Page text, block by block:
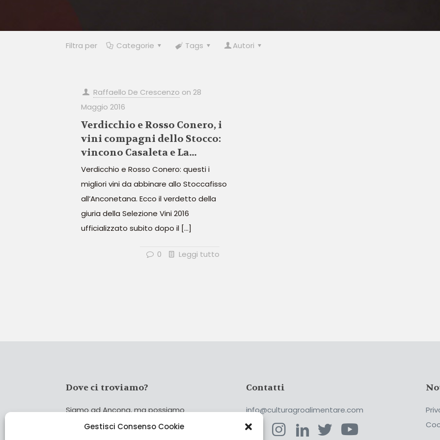
Gestisci Consenso Cookie
Filtra per Categorie Tags Autori
Raffaello De Crescenzo on 28
Maggio 2016
Verdicchio e Rosso Conero, i
vini compagni dello Stocco:
vincono Casaleta e La
Calcinara
Verdicchio e Rosso Conero: questi i
migliori vini da abbinare allo Stoccafisso
all’Anconetana. Ecco il verdetto della
giuria della Selezione Vini 2016
ufficializzato subito dopo il[…]
0 Leggi tutto
Dove ci troviamo?
Siamo ad Ancona, ma possiamo
coprire tutta Italia!
Contatti
info@culturagroalimentare.com